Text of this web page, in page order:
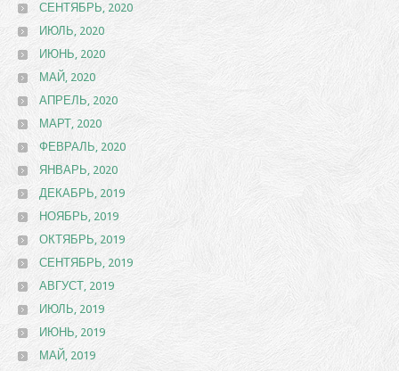
СЕНТЯБРЬ, 2020
ИЮЛЬ, 2020
ИЮНЬ, 2020
МАЙ, 2020
АПРЕЛЬ, 2020
МАРТ, 2020
ФЕВРАЛЬ, 2020
ЯНВАРЬ, 2020
ДЕКАБРЬ, 2019
НОЯБРЬ, 2019
ОКТЯБРЬ, 2019
СЕНТЯБРЬ, 2019
АВГУСТ, 2019
ИЮЛЬ, 2019
ИЮНЬ, 2019
МАЙ, 2019